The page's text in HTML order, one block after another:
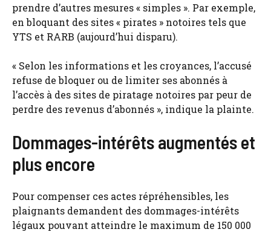
prendre d’autres mesures « simples ». Par exemple,
en bloquant des sites « pirates » notoires tels que
YTS et RARB (aujourd’hui disparu).
« Selon les informations et les croyances, l’accusé
refuse de bloquer ou de limiter ses abonnés à
l’accès à des sites de piratage notoires par peur de
perdre des revenus d’abonnés », indique la plainte.
Dommages-intérêts augmentés et
plus encore
Pour compenser ces actes répréhensibles, les
plaignants demandent des dommages-intérêts
légaux pouvant atteindre le maximum de 150 000